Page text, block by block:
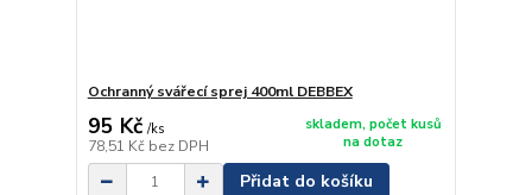
Ochranný svářecí sprej 400ml DEBBEX
95 Kč /ks
78,51 Kč bez DPH
skladem, počet kusů
na dotaz
Přidat do košíku